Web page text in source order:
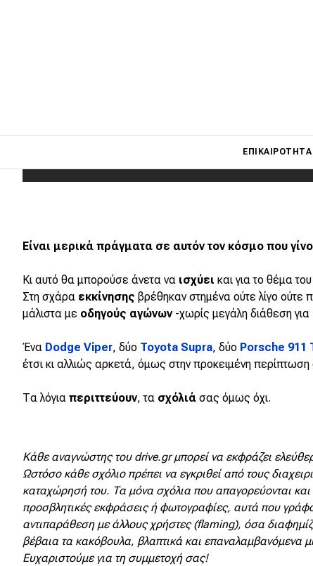
ΕΠΙΚΑΙΡΌΤΗΤΑ
Νέα μοντέλα
Πρωτότυπα
Ελλάδα
Τεχνολογία
Ασφάλεια
Test Drive
Δοκιμή
Αποστολή
Είναι μερικά πράγματα σε αυτόν τον κόσμο που
Κι αυτό θα μπορούσε άνετα να ισχύει και για το θέμα του
Στη σχάρα εκκίνησης βρέθηκαν στημένα ούτε λίγο ούτε
μάλιστα με οδηγούς αγώνων -χωρίς μεγάλη διάθεση για
Ένα Dodge Viper, δύο Toyota Supra, δύο Porsche 911
έτσι κι αλλιώς αρκετά, όμως στην προκειμένη περίπτωση
Τα λόγια περιττεύουν, τα σχόλιά σας όμως όχι.
Κάθε αναγνώστης του drive.gr μπορεί να εκφράζει
Ωστόσο κάθε σχόλιο πρέπει να εγκριθεί από τους
καταχώρησή του. Τα μόνα σχόλια που απαγορεύονται και
προσβλητικές εκφράσεις ή φωτογραφίες, αυτά που
αντιπαράθεση με άλλους χρήστες (flaming), όσα
βέβαια τα κακόβουλα, βλαπτικά και επαναλαμβανόμενα
Ευχαριστούμε για τη συμμετοχή σας!